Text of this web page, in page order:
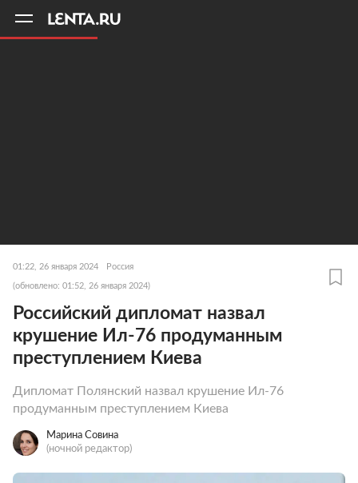
01:22, 26 января 2024 Россия
(обновлено: 01:52, 26 января 2024)
Российский дипломат назвал
крушение Ил-76 продуманным
преступлением Киева
Дипломат Полянский назвал крушение Ил-76
продуманным преступлением Киева
Марина Совина
(ночной редактор)